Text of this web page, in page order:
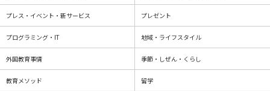
プレス・イベント・新サービス プレゼント
プログラミング・IT 地域・ライフスタイル
外国教育事情 季節・しぜん・くらし
教育メソッド 留学